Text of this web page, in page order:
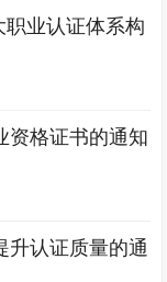
业认证体系构
资格证书的通知
升认证质量的通